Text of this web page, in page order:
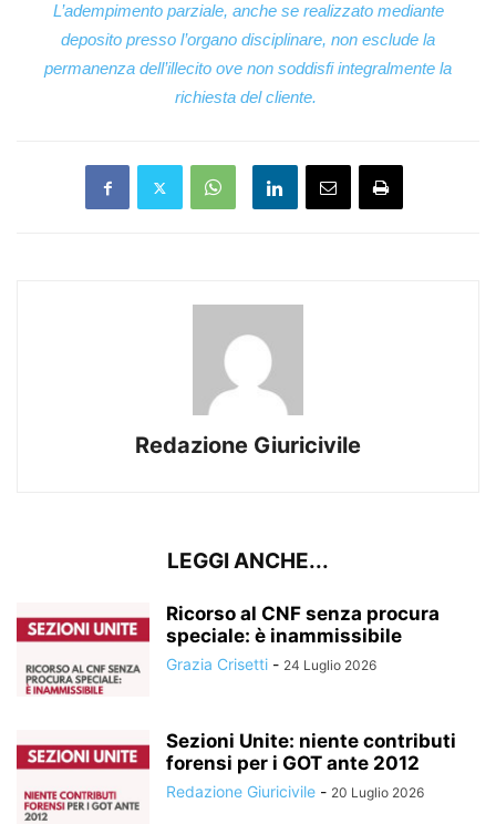
L’adempimento parziale, anche se realizzato mediante
deposito presso l’organo disciplinare, non esclude la
permanenza dell’illecito ove non soddisfi integralmente la
richiesta del cliente.
Redazione Giuricivile
LEGGI ANCHE...
Ricorso al CNF senza procura
speciale: è inammissibile
Grazia Crisetti - 24 Luglio 2026
Sezioni Unite: niente contributi
forensi per i GOT ante 2012
Redazione Giuricivile - 20 Luglio 2026